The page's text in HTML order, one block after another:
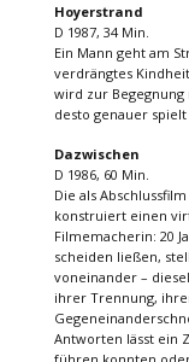
Hoyerstrand
D 1987, 34 Min.
Ein Mann geht am
verdrängtes
wird zur
desto genauer
Dazwischen
D 1986, 60 Min.
Die als
konstruiert einen
Filmemacherin: 20
scheiden ließen,
voneinander –
ihrer Trennung,
Antworten lässt ein